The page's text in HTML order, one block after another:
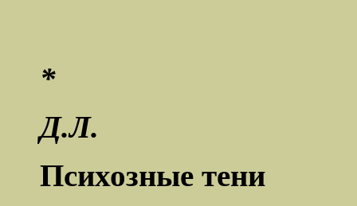
*
Д.Л.
Психозные тени